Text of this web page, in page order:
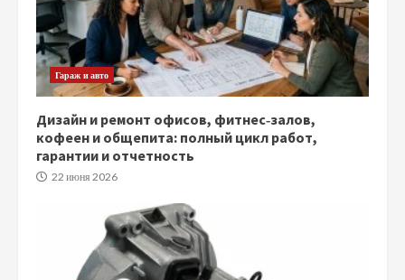
Гараж и авто
Дизайн и ремонт офисов, фитнес‑залов,
кофеен и общепита: полный цикл работ,
гарантии и отчетность
22 июня 2026